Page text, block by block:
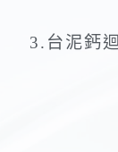
3.台泥鈣